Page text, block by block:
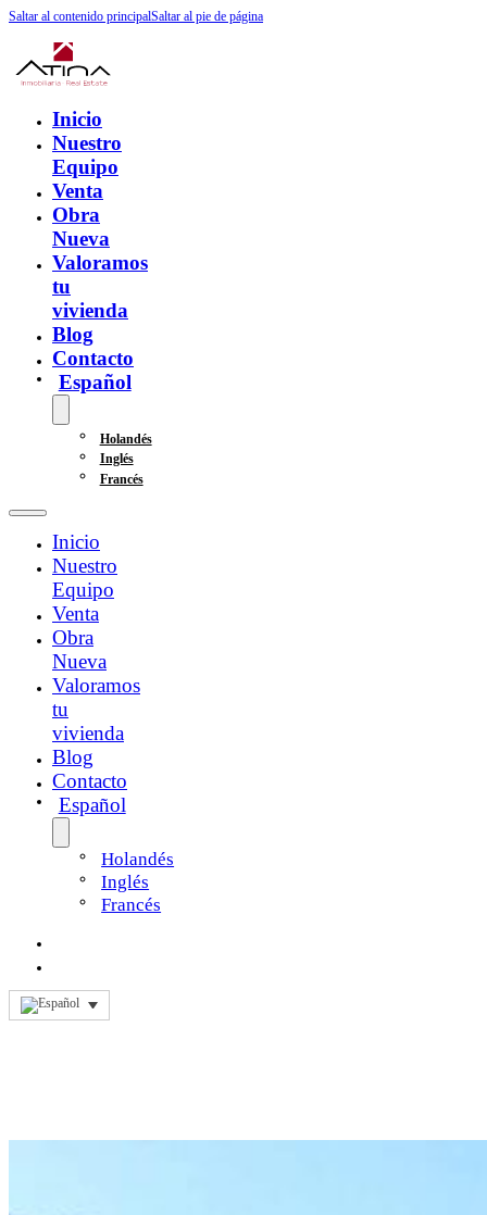
Saltar al contenido principalSaltar al pie de página
Inicio
Nuestro
Equipo
Venta
Obra
Nueva
Valoramos
tu
vivienda
Blog
Contacto
Español
Holandés
Inglés
Francés
Inicio
Nuestro
Equipo
Venta
Obra
Nueva
Valoramos
tu
vivienda
Blog
Contacto
Español
Holandés
Inglés
Francés